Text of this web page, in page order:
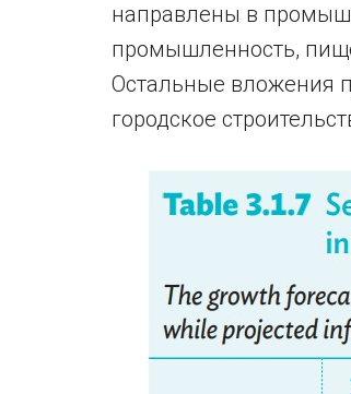
направлены в
промышленность,
Остальные вложения
городское